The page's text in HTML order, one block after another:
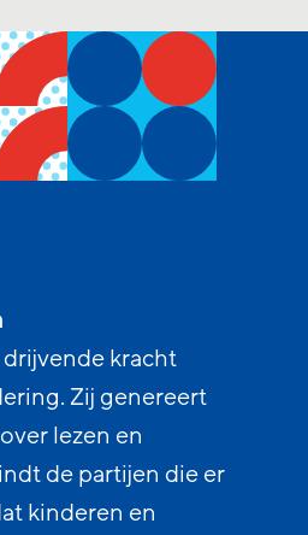
kracht
Zij genereert
lezen en
de partijen die er
kinderen en